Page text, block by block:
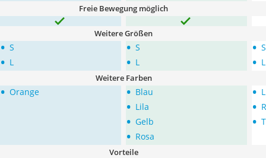
Freie Bewegung möglich
Weitere Größen
• S
• L
• S
• L
• S
• L
Weitere Farben
• Orange • Blau
• Lila
• Gelb
• Rosa
•
•
•
Vorteile